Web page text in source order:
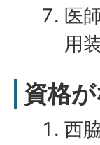
医
用
資格
西